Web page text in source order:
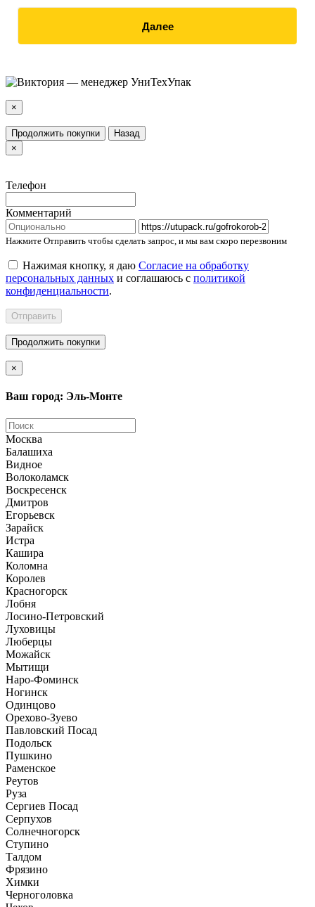
Далее
×
Продолжить покупки
Назад
×
Телефон
Комментарий
Нажмите Отправить чтобы сделать запрос, и мы вам скоро перезвоним
Нажимая кнопку, я даю Согласие на обработку
персональных данных и соглашаюсь с политикой
конфиденциальности.
Отправить
Продолжить покупки
×
Ваш город: Эль-Монте
Москва
Балашиха
Видное
Волоколамск
Воскресенск
Дмитров
Егорьевск
Зарайск
Истра
Кашира
Коломна
Королев
Красногорск
Лобня
Лосино-Петровский
Луховицы
Люберцы
Можайск
Мытищи
Наро-Фоминск
Ногинск
Одинцово
Орехово-Зуево
Павловский Посад
Подольск
Пушкино
Раменское
Реутов
Руза
Сергиев Посад
Серпухов
Солнечногорск
Ступино
Талдом
Фрязино
Химки
Черноголовка